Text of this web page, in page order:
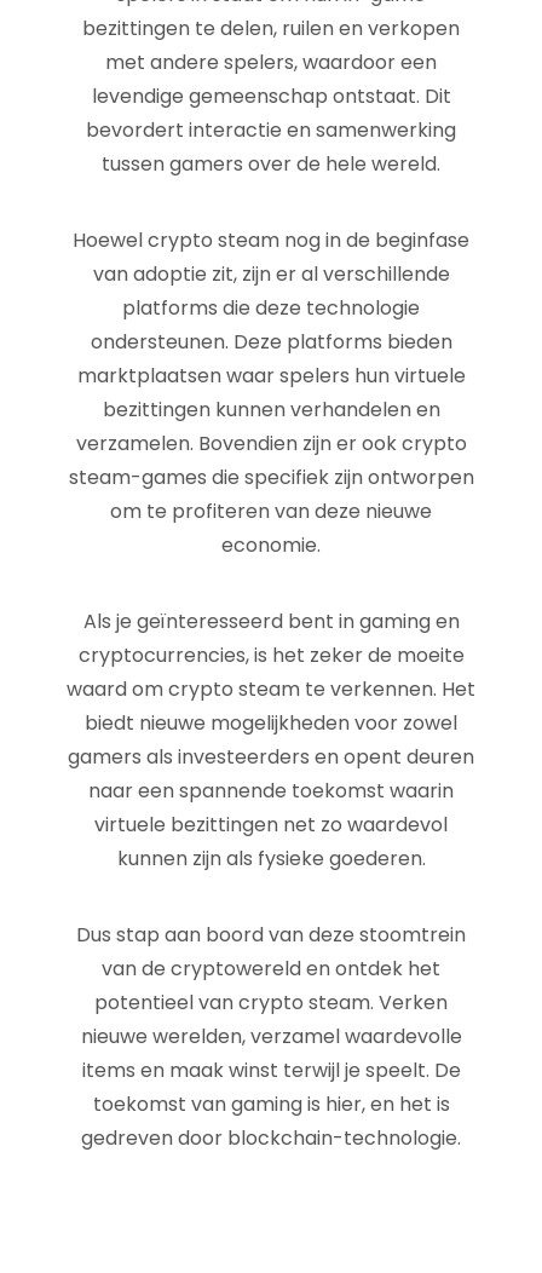
bezittingen te delen, ruilen en verkopen
met andere spelers, waardoor een
levendige gemeenschap ontstaat. Dit
bevordert interactie en samenwerking
tussen gamers over de hele wereld.
Hoewel crypto steam nog in de beginfase
van adoptie zit, zijn er al verschillende
platforms die deze technologie
ondersteunen. Deze platforms bieden
marktplaatsen waar spelers hun virtuele
bezittingen kunnen verhandelen en
verzamelen. Bovendien zijn er ook crypto
steam-games die specifiek zijn ontworpen
om te profiteren van deze nieuwe
economie.
Als je geïnteresseerd bent in gaming en
cryptocurrencies, is het zeker de moeite
waard om crypto steam te verkennen. Het
biedt nieuwe mogelijkheden voor zowel
gamers als investeerders en opent deuren
naar een spannende toekomst waarin
virtuele bezittingen net zo waardevol
kunnen zijn als fysieke goederen.
Dus stap aan boord van deze stoomtrein
van de cryptowereld en ontdek het
potentieel van crypto steam. Verken
nieuwe werelden, verzamel waardevolle
items en maak winst terwijl je speelt. De
toekomst van gaming is hier, en het is
gedreven door blockchain-technologie.